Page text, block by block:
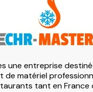
une entreprise
de matériel
tant en France